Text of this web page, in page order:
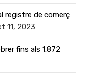
registre de comerç
11, 2023
fins als 1.872